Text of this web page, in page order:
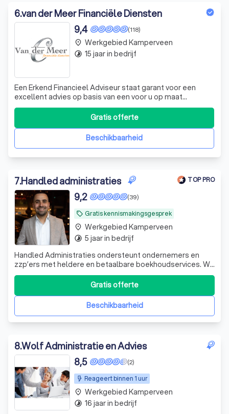
6.van der Meer Financiële Diensten
(118)
9,4
Een Erkend Financieel Adviseur staat garant voor een
excellent advies op basis van een voor u op maat
gemaakt financieel plan. Ons uitgangspunt is dat u
financieel beter wordt van ons advies.
Beschikbaarheid
Gratis offerte
place Werkgebied Kamperveen
timelapse 15 jaar in bedrijf
7.Handled administraties TOP PRO
local_offer Gratis kennismakingsgesprek
(39)
9,2
Handled Administraties ondersteunt ondernemers en
zzp’ers met heldere en betaalbare boekhoudservices. Wij
zorgen dat jouw administratie klopt, zodat jij je kunt
focussen op de groei van je bedrijf. Persoonlijk,
transparant en zonder poespas: jouw administratie,
professioneel handled.Beschikbaarheid
Gratis offerte
place Werkgebied Kamperveen
timelapse 5 jaar in bedrijf
8.Wolf Administratie en Advies
Reageert binnen 1 uur
(2)
8,5
place Werkgebied Kamperveen
timelapse 16 jaar in bedrijf